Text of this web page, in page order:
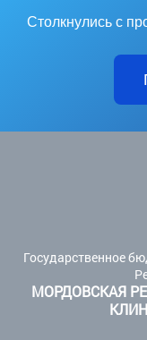
Столкнулись с
Государственное
МОРДОВСКАЯ